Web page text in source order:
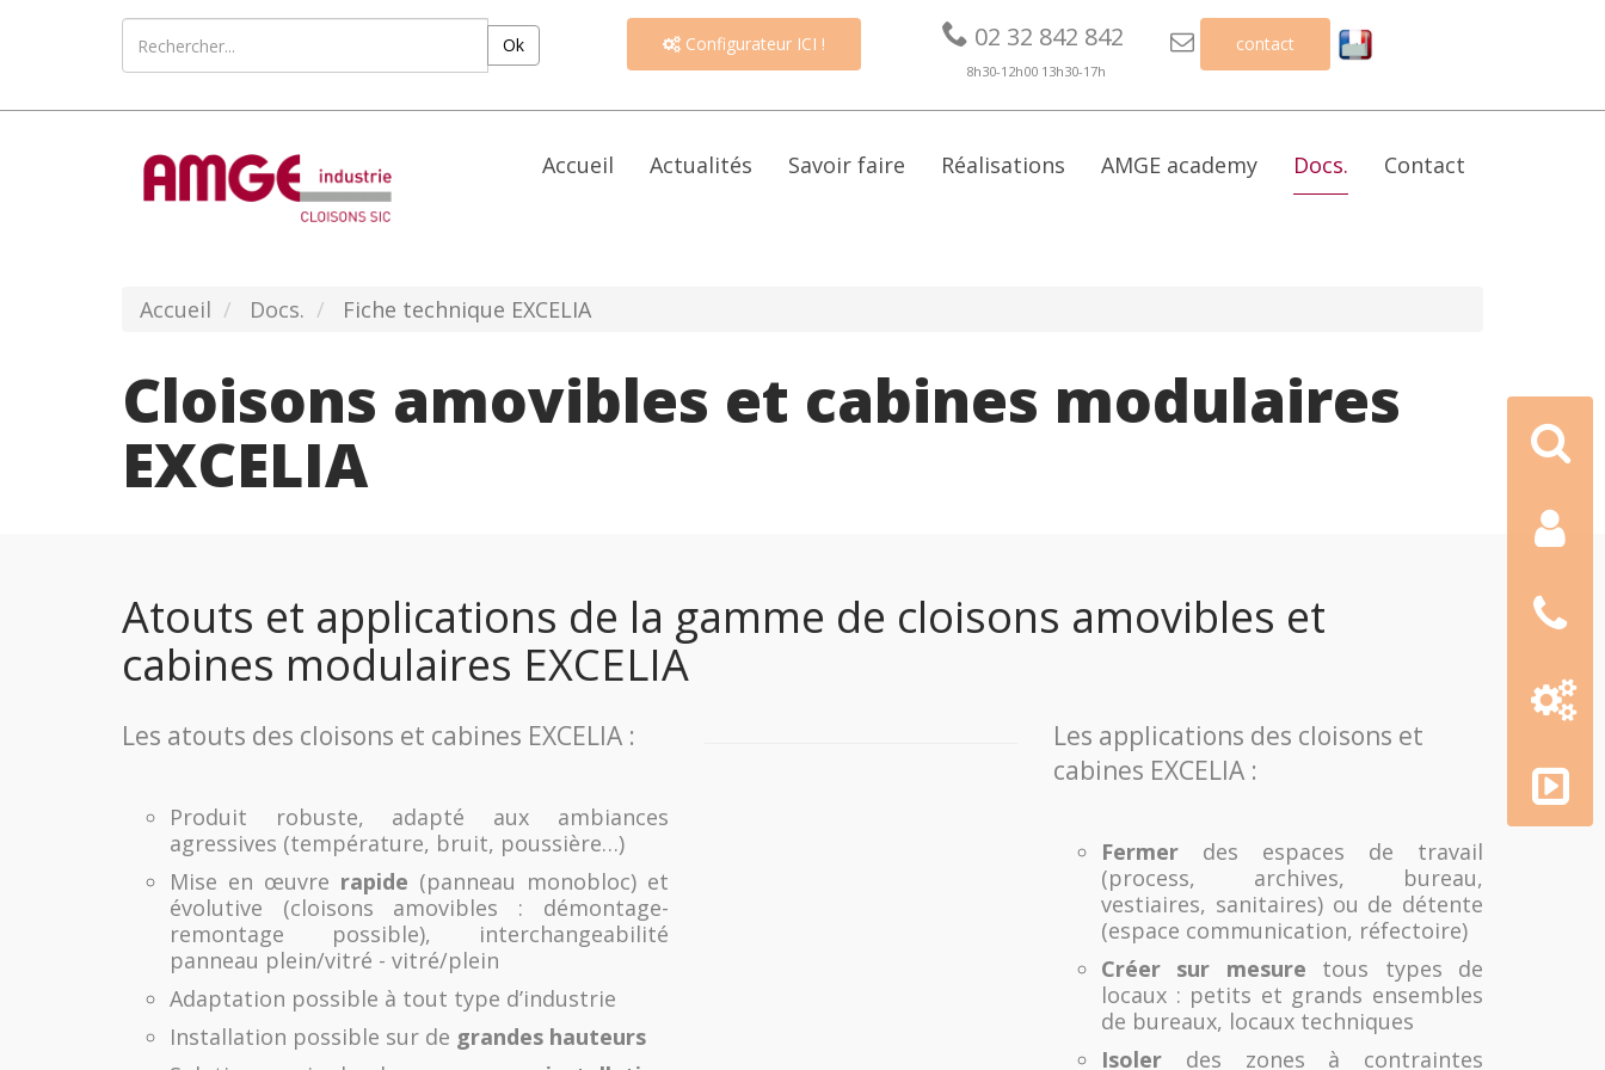
Ok  Configurateur ICI !  02 32 842 842
8h30-12h00 13h30-17h
 contact
Accueil Actualités Savoir faire Réalisations AMGE academy Docs. Contact
Accueil Docs. Fiche technique EXCELIA
Cloisons amovibles et cabines modulaires
EXCELIA
Atouts et applications de la gamme de cloisons amovibles et
cabines modulaires EXCELIA
Les atouts des cloisons et cabines EXCELIA :
Produit robuste, adapté aux ambiances
agressives (température, bruit, poussière…)
Mise en œuvre rapide (panneau monobloc) et
évolutive (cloisons amovibles : démontage-
remontage possible), interchangeabilité
panneau plein/vitré - vitré/plein
Adaptation possible à tout type d’industrie
Installation possible sur de grandes hauteurs
Les applications des cloisons et
cabines EXCELIA :
Fermer des espaces de travail
(process, archives, bureau,
vestiaires, sanitaires) ou de détente
(espace communication, réfectoire)
Créer sur mesure tous types de
locaux : petits et grands ensembles
de bureaux, locaux techniques
Isoler des zones à contraintes
3D
academy